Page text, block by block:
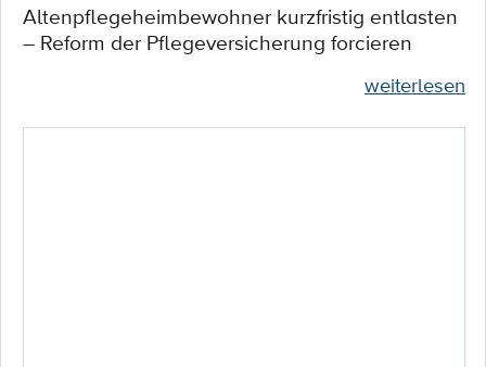
Altenpflegeheimbewohner kurzfristig entlasten
– Reform der Pflegeversicherung forcieren
weiterlesen